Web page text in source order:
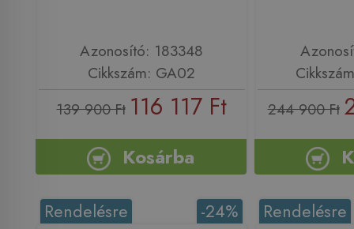
Azonosító: 183348
Cikkszám: GA02
139 900 Ft 116 117 Ft
Kosárba
244 900 Ft
-24%
Rendelésre Rendelésre